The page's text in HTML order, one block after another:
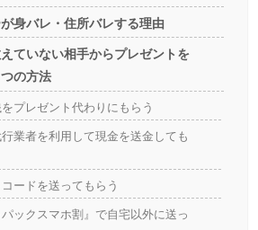
身バレ・住所バレする理由
ていない相手からプレゼントを
の方法
プレゼント代わりにもらう
業者を利用して現金を送金しても
ードを送ってもらう
パックスマホ割』で自宅以外に送っ